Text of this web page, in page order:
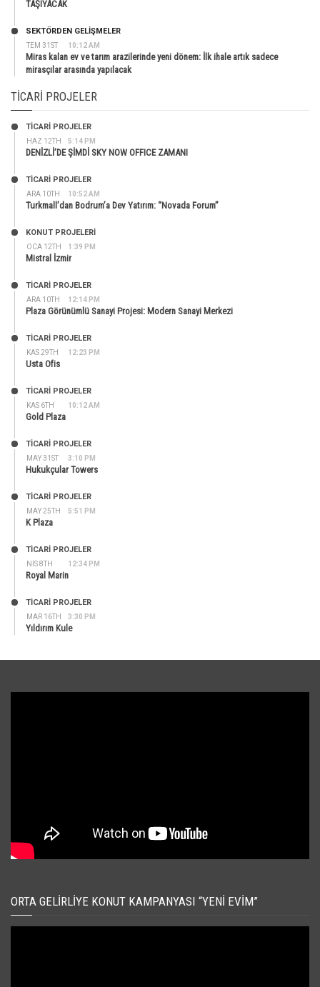
TAŞIYACAK
TEM 31ST 10:12 AM
SEKTÖRDEN GELIŞMELER
Miras kalan ev ve tarım arazilerinde yeni dönem: İlk ihale artık sadece
mirasçılar arasında yapılacak
TICARI PROJELER
HAZ 12TH 5:14 PM
TİCARİ PROJELER
DENİZLİ’DE ŞİMDİ SKY NOW OFFICE ZAMANI
ARA 10TH 10:52 AM
TİCARİ PROJELER
Turkmall’dan Bodrum’a Dev Yatırım: “Novada Forum”
OCA 12TH 1:39 PM
KONUT PROJELERI
Mistral İzmir
ARA 10TH 12:14 PM
TİCARİ PROJELER
Plaza Görünümlü Sanayi Projesi: Modern Sanayi Merkezi
KAS 29TH 12:23 PM
TİCARİ PROJELER
Usta Ofis
KAS 6TH 10:12 AM
TİCARİ PROJELER
Gold Plaza
MAY 31ST 3:10 PM
TİCARİ PROJELER
Hukukçular Towers
MAY 25TH 5:51 PM
TİCARİ PROJELER
K Plaza
NIS 8TH 12:34 PM
TİCARİ PROJELER
Royal Marin
MAR 16TH 3:30 PM
TİCARİ PROJELER
Yıldırım Kule
ORTA GELIRLIYE KONUT KAMPANYASI “YENI EVIM”